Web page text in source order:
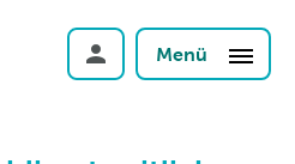
Menü